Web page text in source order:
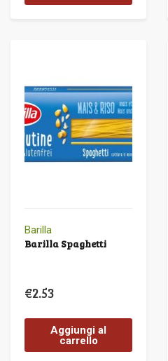
Barilla
Barilla Spaghetti
€2.53
Aggiungi al
carrello